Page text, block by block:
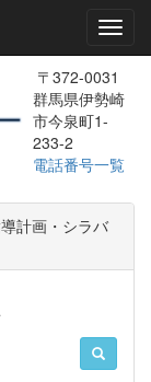
〒372-0031
群馬県伊勢崎
市今泉町1-
233-2
電話番号一覧
計画・シラバ